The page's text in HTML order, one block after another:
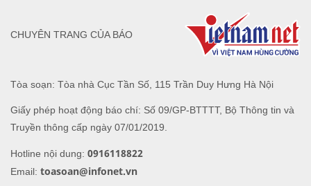
Tòa soạn: Tòa nhà Cục Tần Số, 115 Trần Duy Hưng Hà Nội
Giấy phép hoạt động báo chí: Số 09/GP-BTTTT, Bộ Thông tin và
Truyền thông cấp ngày 07/01/2019.
Hotline nội dung: 0916118822
Email: toasoan@infonet.vn
CHUYÊN TRANG CỦA BÁO